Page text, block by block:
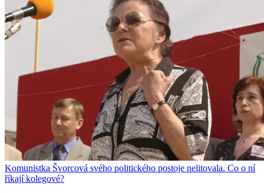
Komunistka Švorcová svého politického postoje nelitovala. Co o ní
říkají kolegové?